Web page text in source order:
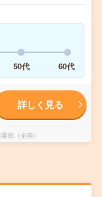
50代 60代
詳しく見る
部（全国）